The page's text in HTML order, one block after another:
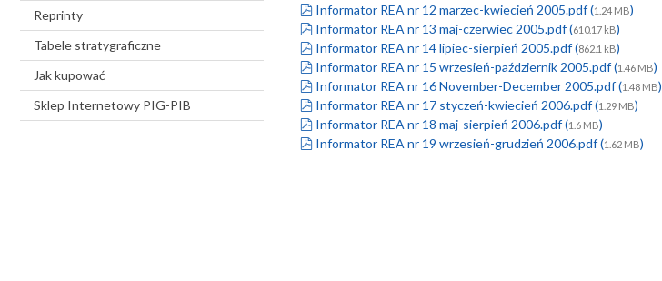
Reprinty
Tabele stratygraficzne
Jak kupować
Sklep Internetowy PIG-PIB
pdf
Informator REA nr 12 marzec-kwiecień 2005.pdf (1.24 MB)
pdf
Informator REA nr 13 maj-czerwiec 2005.pdf (610.17 kB)
pdf
Informator REA nr 14 lipiec-sierpień 2005.pdf (862.1 kB)
pdf
Informator REA nr 15 wrzesień-październik 2005.pdf (1.46 MB)
pdf
Informator REA nr 16 November-December 2005.pdf (1.48 MB)
pdf
Informator REA nr 17 styczeń-kwiecień 2006.pdf (1.29 MB)
pdf
Informator REA nr 18 maj-sierpień 2006.pdf (1.6 MB)
pdf
Informator REA nr 19 wrzesień-grudzień 2006.pdf (1.62 MB)